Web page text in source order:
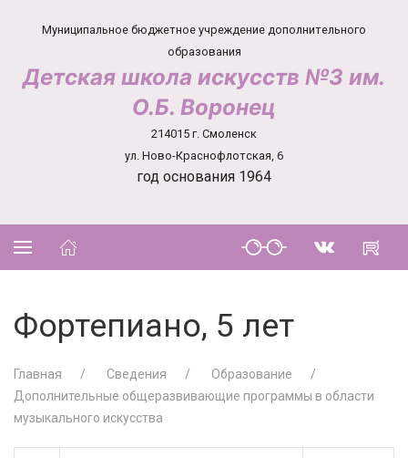
Муниципальное бюджетное учреждение дополнительного
образования
Детская школа искусств №3 им.
О.Б. Воронец
214015 г. Смоленск
ул. Ново-Краснофлотская, 6
год основания 1964
Фортепиано, 5 лет
Главная Сведения
Образование
Дополнительные общеразвивающие программы в области
музыкального искусства